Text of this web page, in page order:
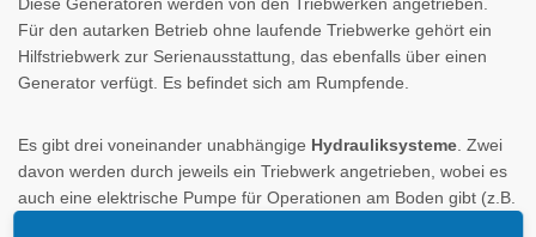
Diese Generatoren werden von den Triebwerken angetrieben.
Für den autarken Betrieb ohne laufende Triebwerke gehört ein
Hilfstriebwerk zur Serienausstattung, das ebenfalls über einen
Generator verfügt. Es befindet sich am Rumpfende.
Es gibt drei voneinander unabhängige Hydrauliksysteme. Zwei
davon werden durch jeweils ein Triebwerk angetrieben, wobei es
auch eine elektrische Pumpe für Operationen am Boden gibt (z.B.